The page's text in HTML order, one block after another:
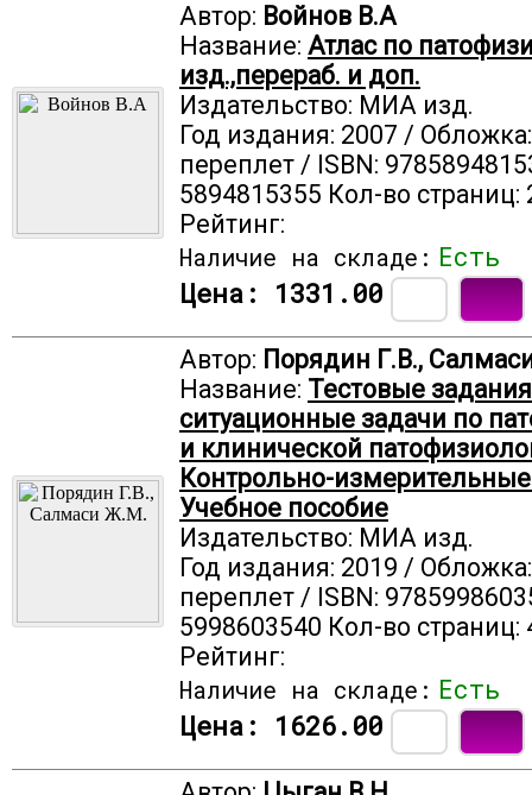
Автор: Войнов В.А
Название: Атлас по
изд.,перераб. и доп.
Издательство: МИА изд.
Год издания: 2007 /
переплет / ISBN:
5894815355 Кол-во страниц:
Рейтинг:
Наличие на складе: Есть
Цена: 1331.00
Автор: Порядин Г.В.,
Название: Тестовые
ситуационные задачи по
и клинической
Контрольно-
Учебное пособие
Издательство: МИА изд.
Год издания: 2019 /
переплет / ISBN:
5998603540 Кол-во страниц:
Рейтинг:
Наличие на складе: Есть
Цена: 1626.00